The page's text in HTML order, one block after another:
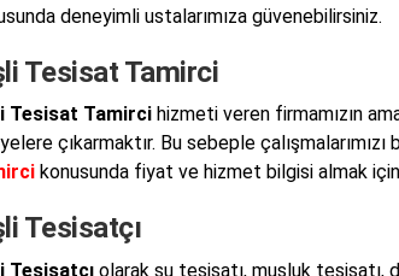
deneyimli ustalarımıza güvenebilirsiniz.
Tesisat Tamirci
Tesisat Tamircihizmeti veren firmamızın
çıkarmaktır. Bu sebeple
konusunda fiyat ve hizmet bilgisi almak
Tesisatçı
Tesisatçıolarak su tesisatı, musluk tesisatı,